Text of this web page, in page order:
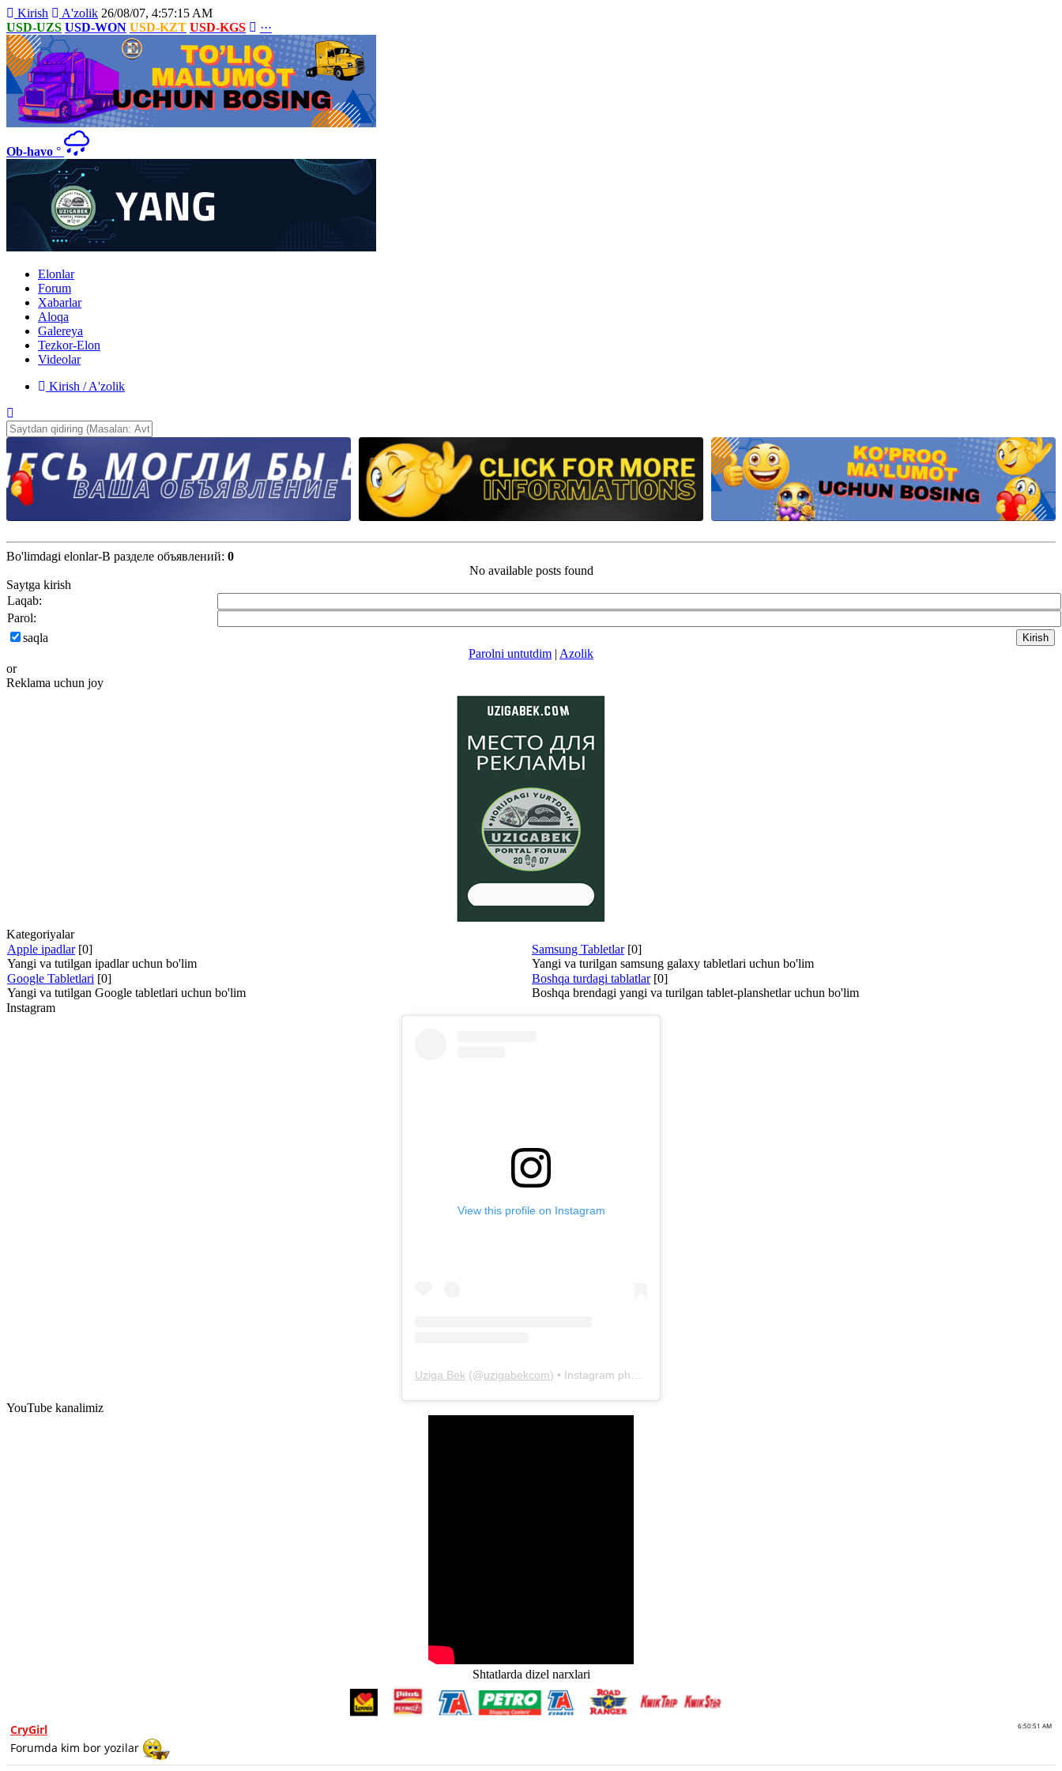
Kirish A'zolik 26/08/07, 4:57:15 AM
USD-UZS USD-WON USD-KZT USD-KGS ···
Ob-havo °
Elonlar
Forum
Xabarlar
Aloqa
Galereya
Tezkor-Elon
Videolar
Kirish / A'zolik
Bo'limdagi elonlar-В разделе объявлений: 0
No available posts found
Saytga kirish
Laqab:
Parol:
saqla
Parolni untutdim | Azolik
or
Reklama uchun joy
Kategoriyalar
Apple ipadlar [0]
Yangi va tutilgan ipadlar uchun bo'lim
Samsung Tabletlar [0]
Yangi va turilgan samsung galaxy tabletlari uchun bo'lim
Google Tabletlari [0]
Yangi va tutilgan Google tabletlari uchun bo'lim
Boshqa turdagi tablatlar [0]
Boshqa brendagi yangi va turilgan tablet-planshetlar uchun bo'lim
Instagram
View this profile on Instagram
Uziga Bek (@uzigabekcom) • Instagram photos and videos
YouTube kanalimiz
Shtatlarda dizel narxlari